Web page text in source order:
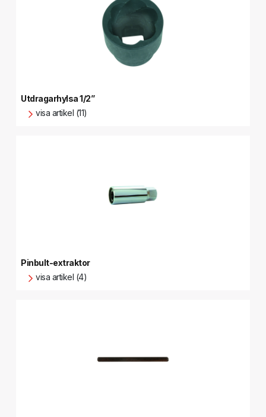
Utdragarhylsa 1/2”
visa artikel (11)
Pinbult-extraktor
visa artikel (4)